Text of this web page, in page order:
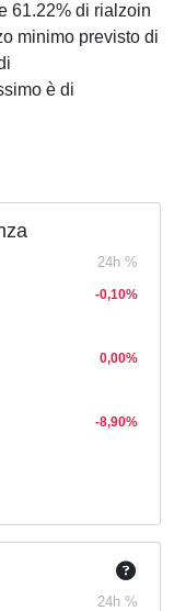
61.22% di rialzoin
minimo previsto di
è di
24h %
-0,10%
0,00%
-8,90%
24h %